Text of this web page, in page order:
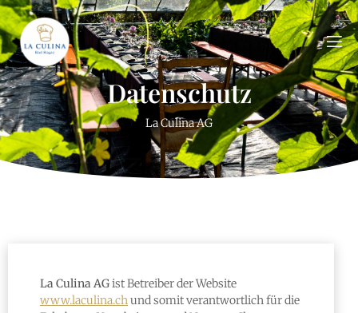
Datenschutz
La Culina AG
La Culina AGist Betreiber der Website
www.laculina.chund somit verantwortlich für die